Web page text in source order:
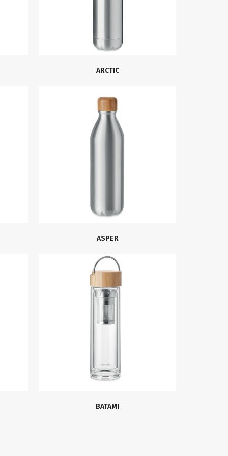
ARCTIC
ASPER
BATAMI